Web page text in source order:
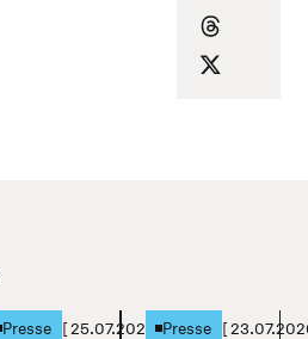
]Presse [25.07.2026 ]Presse [